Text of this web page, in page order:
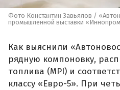
Фото Константин Завьялов /
промышленной выставки
Как выяснили
рядную компоновку,
топлива (MPI) и
классу «Евро-5». При